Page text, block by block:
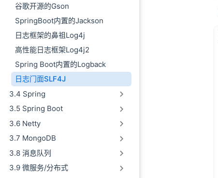
谷歌开源的Gson
SpringBoot内置的Jackson
日志框架的鼻祖Log4j
高性能日志框架Log4j2
Spring Boot内置的Logback
日志门面SLF4J
3.4 Spring
3.5 Spring Boot
3.6 Netty
3.7 MongoDB
3.8 消息队列
3.9 微服务/分布式